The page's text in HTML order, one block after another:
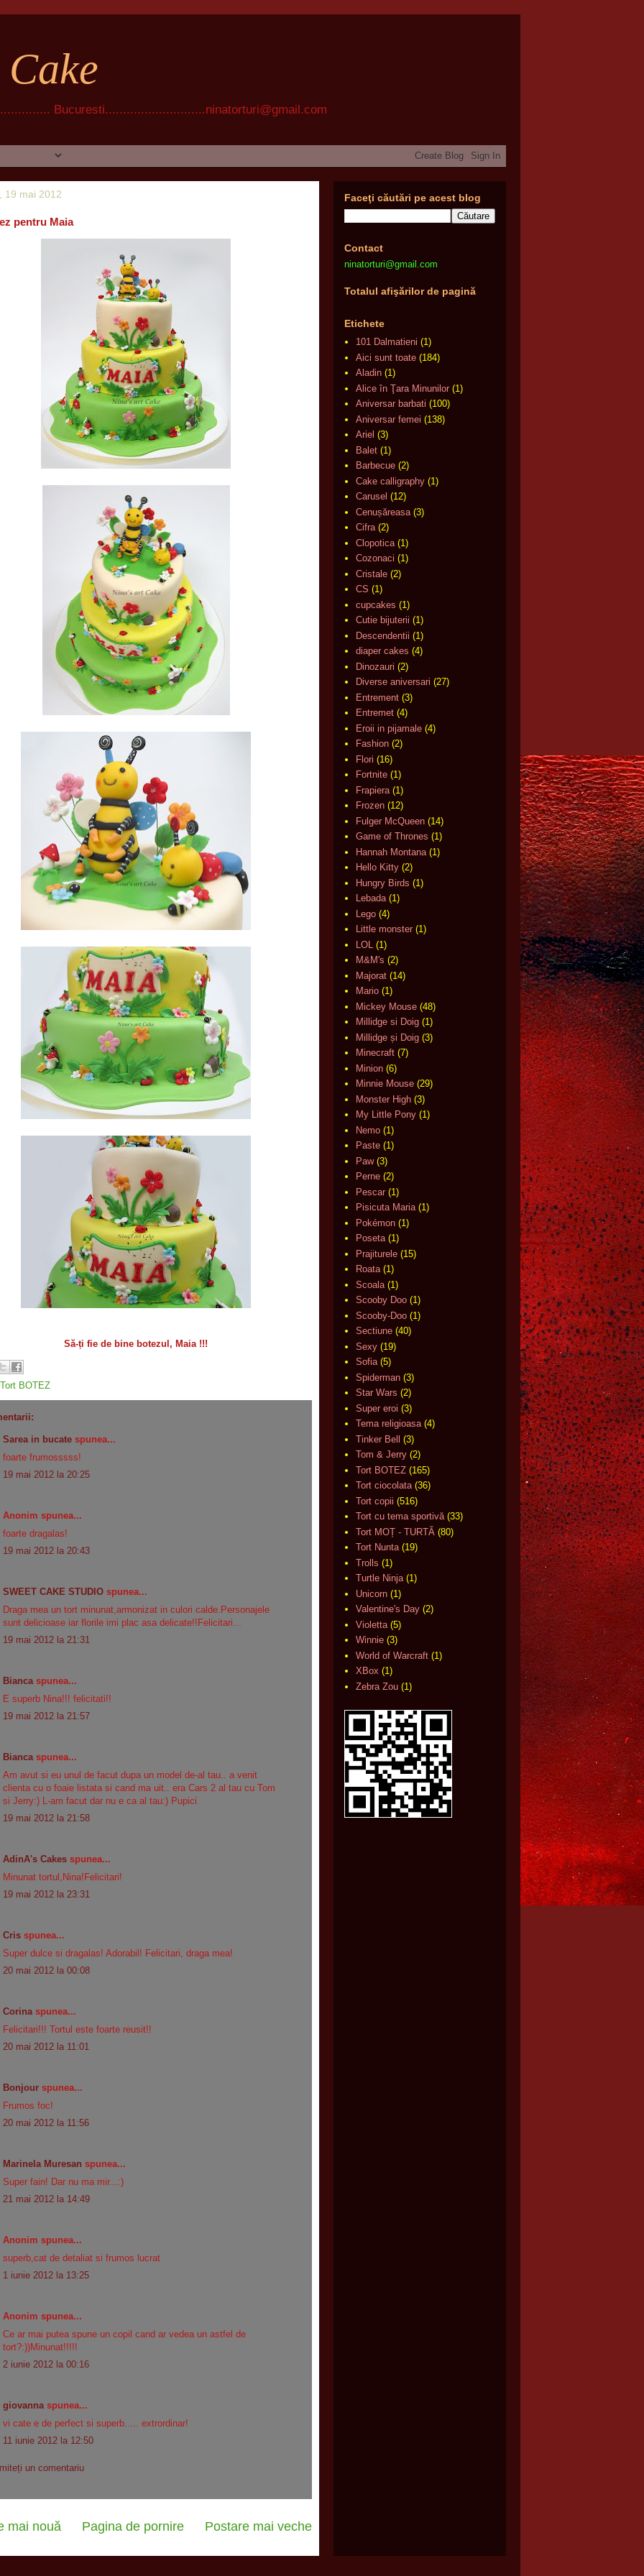
Bucuresti............................ninatorturi@gmail.com
19 mai 2012
pentru Maia
Să-ți fie de bine botezul, Maia !!!
Tort BOTEZ
Sarea in bucate spunea...
foarte frumosssss!
19 mai 2012 la 20:25
Anonim spunea...
foarte dragalas!
19 mai 2012 la 20:43
SWEET CAKE STUDIO spunea...
Draga mea un tort minunat,armonizat in culori calde.Personajele
sunt delicioase iar florile imi plac asa delicate!!Felicitari...
19 mai 2012 la 21:31
Biancaspunea...
E superb Nina!!! felicitati!!
19 mai 2012 la 21:57
Biancaspunea...
Am avut si eu unul de facut dupa un model de-al tau.. a venit
clienta cu o foaie listata si cand ma uit.. era Cars 2 al tau cu Tom
si Jerry:) L-am facut dar nu e ca al tau:) Pupici
19 mai 2012 la 21:58
AdinA's Cakes spunea...
Minunat tortul,Nina!Felicitari!
19 mai 2012 la 23:31
Cris spunea...
Super dulce si dragalas! Adorabil! Felicitari, draga mea!
20 mai 2012 la 00:08
Corinaspunea...
Felicitari!!! Tortul este foarte reusit!!
20 mai 2012 la 11:01
Bonjour spunea...
Frumos foc!
20 mai 2012 la 11:56
Marinela Muresan spunea...
Super fain! Dar nu ma mir...:)
21 mai 2012 la 14:49
Anonim spunea...
superb,cat de detaliat si frumos lucrat
1 iunie 2012 la 13:25
Anonim spunea...
Ce ar mai putea spune un copil cand ar vedea un astfel de
tort?:))Minunat!!!!!
2 iunie 2012 la 00:16
giovannaspunea...
vi cate e de perfect si superb..... extrordinar!
11 iunie 2012 la 12:50
un comentariu
mai nouă Postare mai veche
Pagina de pornire
Faceţi căutări pe acest blog
Contact
ninatorturi@gmail.com
Totalul afişărilor de pagină
Etichete
101 Dalmatieni (1)
Aici sunt toate (184)
Aladin (1)
Alice în Ţara Minunilor (1)
Aniversar barbati (100)
Aniversar femei (138)
Ariel (3)
Balet (1)
Barbecue (2)
Cake calligraphy (1)
Carusel (12)
Cenușăreasa (3)
Cifra (2)
Clopotica (1)
Cozonaci (1)
Cristale (2)
CS (1)
cupcakes (1)
Cutie bijuterii (1)
Descendentii (1)
diaper cakes (4)
Dinozauri (2)
Diverse aniversari (27)
Entrement (3)
Entremet (4)
Eroii in pijamale (4)
Fashion (2)
Flori (16)
Fortnite (1)
Frapiera (1)
Frozen (12)
Fulger McQueen (14)
Game of Thrones (1)
Hannah Montana (1)
Hello Kitty (2)
Hungry Birds (1)
Lebada (1)
Lego (4)
Little monster (1)
LOL
(1)
M&M's (2)
Majorat (14)
Mario (1)
Mickey Mouse (48)
Millidge si Doig (1)
Millidge și Doig (3)
Minecraft (7)
Minion (6)
Minnie Mouse (29)
Monster High (3)
My Little Pony (1)
Nemo (1)
Paste (1)
Paw (3)
Perne (2)
Pescar (1)
Pisicuta Maria (1)
Pokémon (1)
Poseta (1)
Prajiturele (15)
Roata (1)
Scoala (1)
Scooby Doo (1)
Scooby-Doo (1)
Sectiune (40)
Sexy (19)
Sofia (5)
Spiderman (3)
Star Wars (2)
Super eroi (3)
Tema religioasa (4)
Tinker Bell
(3)
Tom & Jerry (2)
Tort BOTEZ (165)
Tort ciocolata (36)
Tort copii (516)
Tort cu tema sportivă (33)
Tort MOȚ - TURTĂ (80)
Tort Nunta (19)
Trolls (1)
Turtle Ninja (1)
Unicorn (1)
Valentine's Day (2)
Violetta (5)
Winnie (3)
World of Warcraft (1)
XBox (1)
Zebra Zou (1)